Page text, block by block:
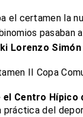
el certamen la
pasaban
Lorenzo Simón
II Copa
el Centro Hípico
práctica del